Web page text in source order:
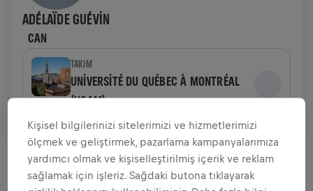
ADÉLAÏDE GUÉVIN
CAN
TAKIM
UNIVERSITÉ DU QUÉBEC À MONTRÉAL
(UQAM)
BAĞIŞ TOPLAMAYA GENEL BAKIŞ
$0,00 TOPLANAN BAĞIŞ $0,00 HEDEF
Kişisel bilgilerinizi sitelerimizi ve hizmetlerimizi
ölçmek ve geliştirmek, pazarlama kampanyalarımıza
yardımcı olmak ve kişiselleştirilmiş içerik ve reklam
sağlamak için işleriz. Sağdaki butona tıklayarak